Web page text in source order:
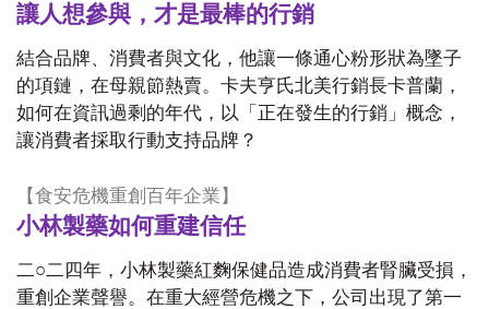
讓人想參與，才是最棒的行銷
結合品牌、消費者與文化，他讓一條通心粉形狀為墜子
的項鏈，在母親節熱賣。卡夫亨氏北美行銷長卡普蘭，
如何在資訊過剩的年代，以「正在發生的行銷」概念，
讓消費者採取行動支持品牌？
【食安危機重創百年企業】
小林製藥如何重建信任
二○二四年，小林製藥紅麴保健品造成消費者腎臟受損，
重創企業聲譽。在重大經營危機之下，公司出現了第一